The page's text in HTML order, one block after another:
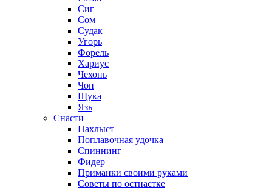
Сиг
Сом
Судак
Угорь
Форель
Хариус
Чехонь
Чоп
Щука
Язь
Снасти
Нахлыст
Поплавочная удочка
Спиннинг
Фидер
Приманки своими руками
Советы по остнастке